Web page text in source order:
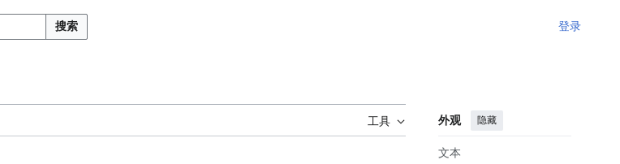
搜索 登录
工具 外观 隐藏
文本